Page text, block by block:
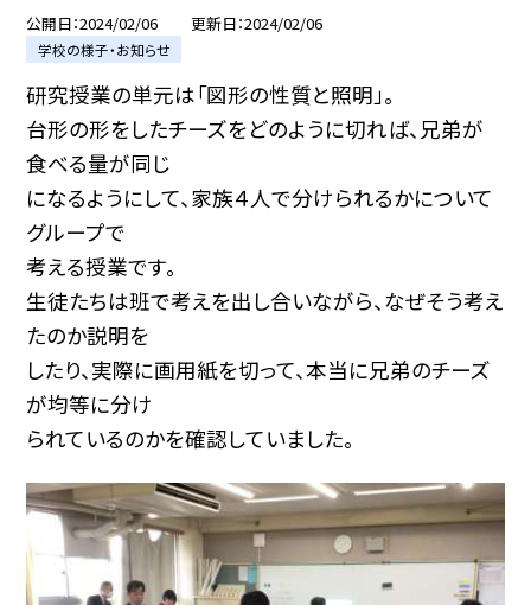
公開日 2024/02/06 更新日 2024/02/06
学校の様子・お知らせ
研究授業の単元は「図形の性質と照明」。
台形の形をしたチーズをどのように切れば、兄弟が
食べる量が同じ
になるようにして、家族４人で分けられるかについて
グループで
考える授業です。
生徒たちは班で考えを出し合いながら、なぜそう考え
たのか説明を
したり、実際に画用紙を切って、本当に兄弟のチーズ
が均等に分け
られているのかを確認していました。